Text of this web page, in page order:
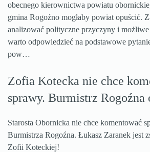
obecnego kierownictwa powiatu
gmina Rogoźno mogłaby powiat opuścić.
analizować polityczne przyczyny i
warto odpowiedzieć na podstawowe
pow…
Zofia Kotecka nie chce
sprawy. Burmistrz Rogoźna
Starosta Obornicka nie chce komentować
Burmistrza Rogoźna. Łukasz Zaranek jest
Zofii Koteckiej!